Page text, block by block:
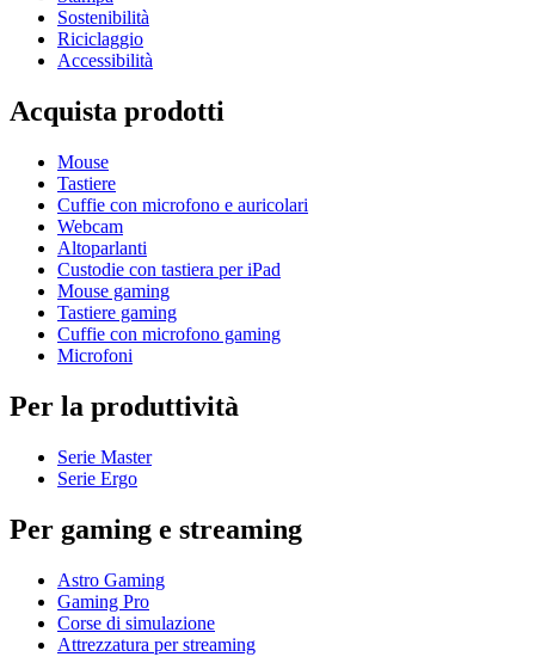
Sostenibilità
Riciclaggio
Accessibilità
Acquista prodotti
Mouse
Tastiere
Cuffie con microfono e auricolari
Webcam
Altoparlanti
Custodie con tastiera per iPad
Mouse gaming
Tastiere gaming
Cuffie con microfono gaming
Microfoni
Per la produttività
Serie Master
Serie Ergo
Per gaming e streaming
Astro Gaming
Gaming Pro
Corse di simulazione
Attrezzatura per streaming